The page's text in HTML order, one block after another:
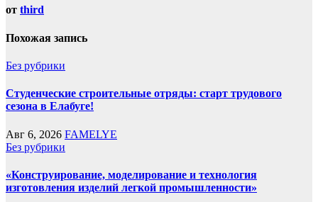
от third
Похожая запись
Без рубрики
Студенческие строительные отряды: старт трудового
сезона в Елабуге!
Авг 6, 2026 FAMELYE
Без рубрики
«Конструирование, моделирование и технология
изготовления изделий легкой промышленности»